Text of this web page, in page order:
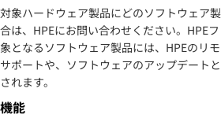
対象ハードウェア製品にどのソフトウェア
合は、HPEにお問い合わせください。HPE
象となるソフトウェア製品には、HPEのリ
サポートや、ソフトウェアのアップデート
されます。
機能